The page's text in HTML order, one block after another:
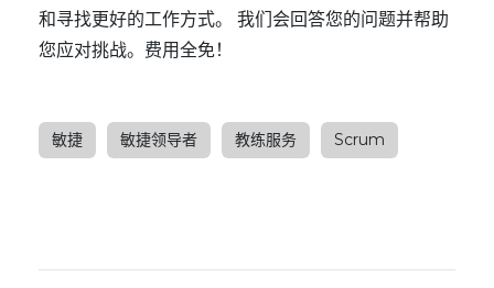
和寻找更好的工作方式。 我们会回答您的问题并帮助
您应对挑战。费用全免！
敏捷 敏捷领导者 教练服务 Scrum